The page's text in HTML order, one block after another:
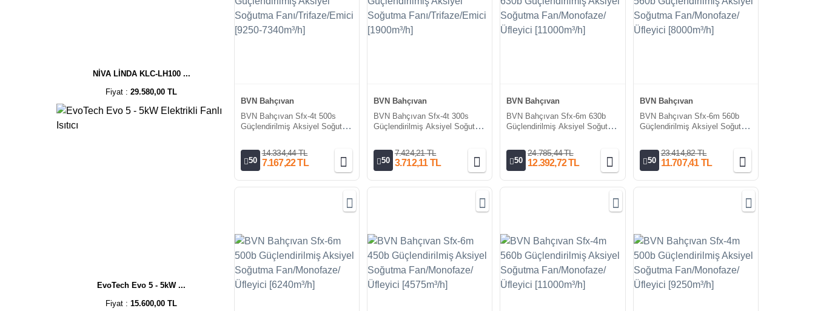
NİVA LİNDA KLC-LH100 ...
Fiyat :29.580,00 TL
EvoTech Evo 5 - 5kW ...
Fiyat :15.600,00 TL
BVN Bahçıvan
BVN Bahçıvan Sfx-4t 500s
Güçlendirilmiş Aksiyel Soğutma
50
14.334,44 TL
7.167,22 TL
BVN Bahçıvan
BVN Bahçıvan Sfx-4t 300s
Güçlendirilmiş Aksiyel Soğutma
50
7.424,21 TL
3.712,11 TL
BVN Bahçıvan
BVN Bahçıvan Sfx-6m 630b
Güçlendirilmiş Aksiyel Soğutma
50
24.785,44 TL
12.392,72 TL
BVN Bahçıvan
BVN Bahçıvan Sfx-6m 560b
Güçlendirilmiş Aksiyel Soğutma
50
23.414,82 TL
11.707,41 TL